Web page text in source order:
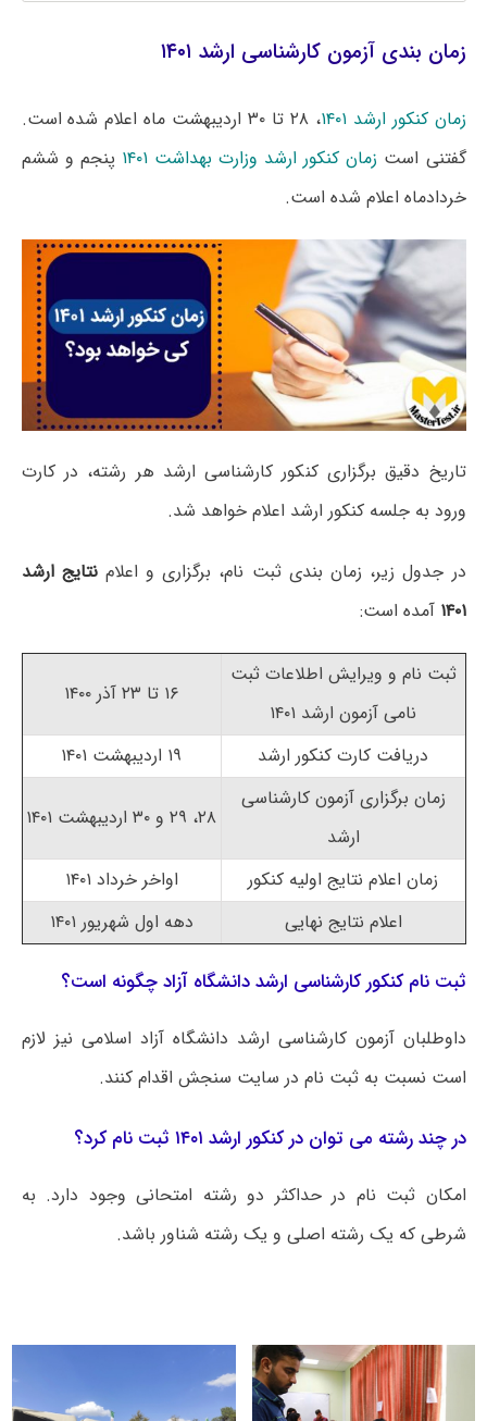
زمان بندی آزمون کارشناسی ارشد ۱۴۰۱
زمان کنکور ارشد ۱۴۰۱
، ۲۸ تا ۳۰ اردیبهشت ماه اعلام شده است.
گفتنی است زمان کنکور ارشد وزارت بهداشت ۱۴۰۱
پنجم و ششم
خردادماه اعلام شده است.
تاریخ دقیق برگزاری کنکور کارشناسی ارشد هر رشته، در کارت
ورود به جلسه کنکور ارشد اعلام خواهد شد.
در جدول زیر، زمان بندی ثبت نام، برگزاری و اعلامنتایج ارشد
۱۴۰۱ آمده است:
ثبت نام و ویرایش اطلاعات ثبت
نامی آزمون ارشد ۱۴۰۱
۱۶ تا ۲۳ آذر ۱۴۰۰
دریافت کارت کنکور ارشد
۱۹ اردیبهشت ۱۴۰۱
زمان برگزاری آزمون کارشناسی
ارشد
۲۸، ۲۹ و ۳۰ اردیبهشت ۱۴۰۱
زمان اعلام نتایج اولیه کنکور
اواخر خرداد ۱۴۰۱
اعلام نتایج نهایی
دهه اول شهریور ۱۴۰۱
ثبت نام کنکور کارشناسی ارشد دانشگاه آزاد چگونه است؟
داوطلبان آزمون کارشناسی ارشد دانشگاه آزاد اسلامی نیز لازم
است نسبت به ثبت نام در سایت سنجش اقدام کنند.
در چند رشته می توان در کنکور ارشد ۱۴۰۱ ثبت نام کرد؟
امکان ثبت نام در حداکثر دو رشته امتحانی وجود دارد. به
شرطی که یک رشته اصلی و یک رشته شناور باشد.